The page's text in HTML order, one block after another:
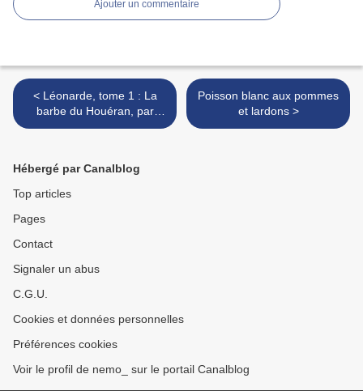
Ajouter un commentaire
< Léonarde, tome 1 : La
barbe du Houéran, par
Isabelle Bauthian et Anne-
Poisson blanc aux pommes
et lardons >
Hébergé par Canalblog
Top articles
Pages
Contact
Signaler un abus
C.G.U.
Cookies et données personnelles
Préférences cookies
Voir le profil de nemo_ sur le portail Canalblog